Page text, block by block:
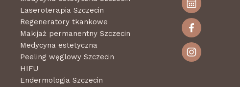
Laseroterapia Szczecin
Regeneratory tkankowe
Makijaż permanentny Szczecin
Medycyna estetyczna
Peeling węglowy Szczecin
HIFU
Endermologia Szczecin